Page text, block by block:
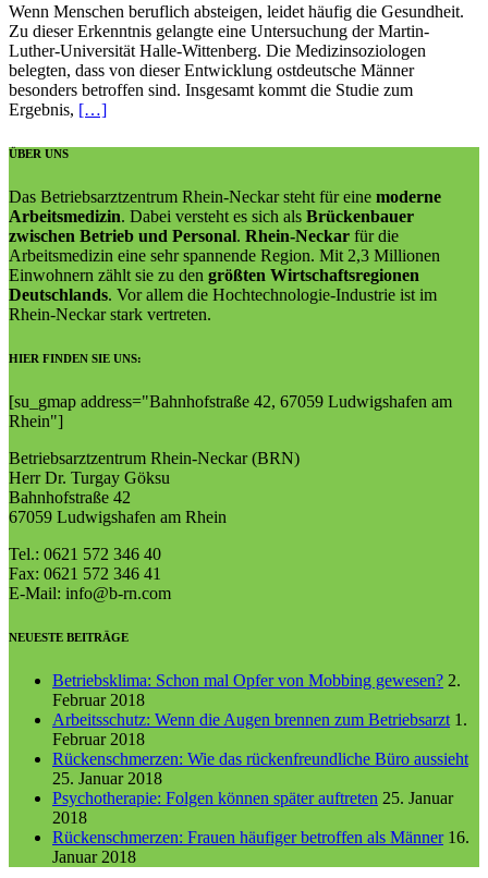
Wenn Menschen beruflich absteigen, leidet häufig die Gesundheit.
Zu dieser Erkenntnis gelangte eine Untersuchung der Martin-
Luther-Universität Halle-Wittenberg. Die Medizinsoziologen
belegten, dass von dieser Entwicklung ostdeutsche Männer
besonders betroffen sind. Insgesamt kommt die Studie zum
Ergebnis, […]
ÜBER UNS
Das Betriebsarztzentrum Rhein-Neckar steht für eine moderne
Arbeitsmedizin. Dabei versteht es sich als Brückenbauer
zwischen Betrieb und Personal. Rhein-Neckar für die
Arbeitsmedizin eine sehr spannende Region. Mit 2,3 Millionen
Einwohnern zählt sie zu den größten Wirtschaftsregionen
Deutschlands. Vor allem die Hochtechnologie-Industrie ist im
Rhein-Neckar stark vertreten.
HIER FINDEN SIE UNS:
[su_gmap address="Bahn­hof­straße 42, 67059 Lud­wigs­ha­fen am
Rhein"]
Betriebsarztzentrum Rhein-Neckar (BRN)
Herr Dr. Turgay Göksu
Bahnhofstraße 42
67059 Ludwigshafen am Rhein
Tel.: 0621 572 346 40
Fax: 0621 572 346 41
E-Mail: info@b-rn.com
NEUESTE BEITRÄGE
Betriebsklima: Schon mal Opfer von Mobbing gewesen? 2.
Februar 2018
Arbeitsschutz: Wenn die Augen brennen zum Betriebsarzt 1.
Februar 2018
Rückenschmerzen: Wie das rückenfreundliche Büro aussieht
25. Januar 2018
Psychotherapie: Folgen können später auftreten 25. Januar
2018
Rückenschmerzen: Frauen häufiger betroffen als Männer 16.
Januar 2018